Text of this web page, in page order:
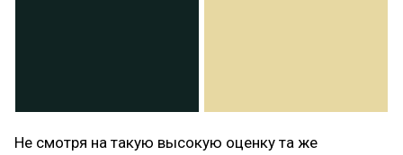
Не смотря на такую высокую оценку та же